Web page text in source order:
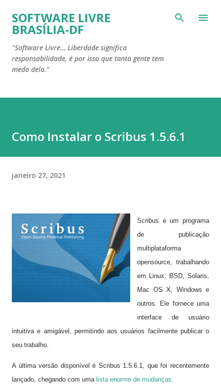
Pular para o conteúdo principal
SOFTWARE LIVRE
BRASÍLIA-DF
"Software Livre… Liberdade significa
responsabilidade, é por isso que tanta gente tem
medo dela."
Como Instalar o Scribus 1.5.6.1
janeiro 27, 2021
Scribus é um
programa
de publicação
multiplataforma
opensource, trabalhando
em Linux, BSD, Solaris,
Mac OS X, Windows e
outros. Ele fornece uma
interface de usuário
intuitiva e amigável , permitindo aos usuários facilmente publicar o
seu trabalho.
A última versão disponível é Scribus 1.5.6.1, que foi recentemente
lançado, chegando com uma lista enorme de mudanças.